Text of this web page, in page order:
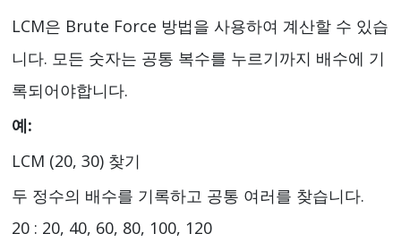
LCM은 Brute Force 방법을 사용하여 계산할 수 있습
니다. 모든 숫자는 공통 복수를 누르기까지 배수에 기
록되어야합니다.
예:
LCM (20, 30) 찾기
두 정수의 배수를 기록하고 공통 여러를 찾습니다.
20 : 20, 40, 60, 80, 100, 120